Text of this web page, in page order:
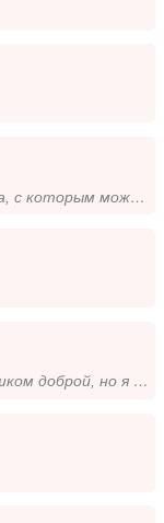
Я не замужем, ищу человека, с которым можно построить доверительные отношения. Люблю проводить время с близкими, читать,...
Меня часто называют слишком доброй, но я верю, что это качество делает мир лучше. Стараюсь видеть хорошее в людях и дари...